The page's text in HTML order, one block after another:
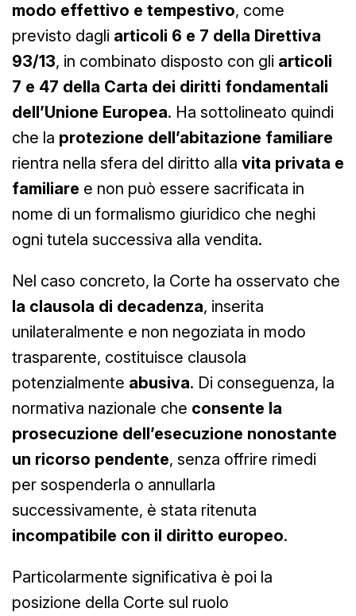
modo effettivo e tempestivo, come
previsto dagli articoli 6 e 7 della Direttiva
93/13, in combinato disposto con gli articoli
7 e 47 della Carta dei diritti fondamentali
dell’Unione Europea. Ha sottolineato quindi
che la protezione dell’abitazione familiare
rientra nella sfera del diritto alla vita privata e
familiare e non può essere sacrificata in
nome di un formalismo giuridico che neghi
ogni tutela successiva alla vendita.
Nel caso concreto, la Corte ha osservato che
la clausola di decadenza, inserita
unilateralmente e non negoziata in modo
trasparente, costituisce clausola
potenzialmente abusiva. Di conseguenza, la
normativa nazionale che consente la
prosecuzione dell’esecuzione nonostante
un ricorso pendente, senza offrire rimedi
per sospenderla o annullarla
successivamente, è stata ritenuta
incompatibile con il diritto europeo.
Particolarmente significativa è poi la
posizione della Corte sul ruolo